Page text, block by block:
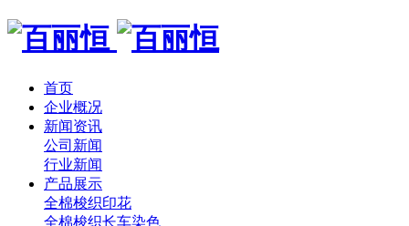
首页
企业概况
新闻资讯
公司新闻
行业新闻
产品展示
全棉梭织印花
全棉梭织长车染色